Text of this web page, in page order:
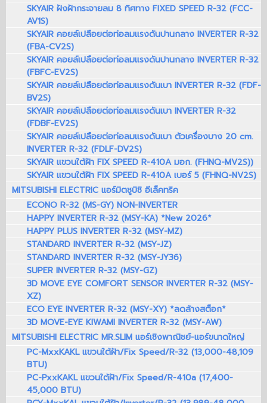
SKYAIR ฝังฝ้ากระจายลม 8 ทิศทาง FIXED SPEED R-32 (FCC-
AV1S)
SKYAIR คอยล์เปลือยต่อท่อลมแรงดันปานกลาง INVERTER R-32
(FBA-CV2S)
SKYAIR คอยล์เปลือยต่อท่อลมแรงดันปานกลาง INVERTER R-32
(FBFC-EV2S)
SKYAIR คอยล์เปลือยต่อท่อลมแรงดันเบา INVERTER R-32 (FDF-
BV2S)
SKYAIR คอยล์เปลือยต่อท่อลมแรงดันเบา INVERTER R-32
(FDBF-EV2S)
SKYAIR คอยล์เปลือยต่อท่อลมแรงดันเบา ตัวเครื่องบาง 20 cm.
INVERTER R-32 (FDLF-DV2S)
SKYAIR แขวนใต้ฝ้า FIX SPEED R-410A มอก. (FHNQ-MV2S))
SKYAIR แขวนใต้ฝ้า FIX SPEED R-410A เบอร์ 5 (FHNQ-NV2S)
MITSUBISHI ELECTRIC แอร์มิตซูบิชิ อีเล็คทริค
ECONO R-32 (MS-GY) NON-INVERTER
HAPPY INVERTER R-32 (MSY-KA) *New 2026*
HAPPY PLUS INVERTER R-32 (MSY-MZ)
STANDARD INVERTER R-32 (MSY-JZ)
STANDARD INVERTER R-32 (MSY-JY36)
SUPER INVERTER R-32 (MSY-GZ)
3D MOVE EYE COMFORT SENSOR INVERTER R-32 (MSY-
XZ)
ECO EYE INVERTER R-32 (MSY-XY) *ลดล้างสต็อก*
3D MOVE-EYE KIWAMI INVERTER R-32 (MSY-AW)
MITSUBISHI ELECTRIC MR.SLIM แอร์เชิงพาณิชย์-แอร์ขนาดใหญ่
PC-MxxKAKL แขวนใต้ฝ้า/Fix Speed/R-32 (13,000-48,109
BTU)
PC-PxxKAKL แขวนใต้ฝ้า/Fix Speed/R-410a (17,400-
45,000 BTU)